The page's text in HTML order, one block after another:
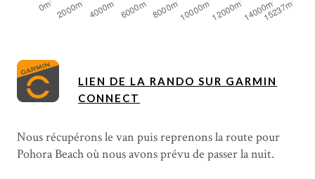
LIEN DE LA RANDO SUR GARMIN
CONNECT
Nous récupérons le van puis reprenons la route pour
Pohora Beach où nous avons prévu de passer la nuit.